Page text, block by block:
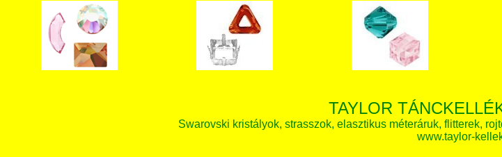
TAYLOR
Swarovski kristályok, strasszok, elasztikus méteráruk, flitterek,
www.taylor-